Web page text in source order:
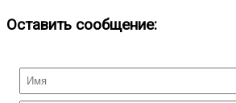
Оставить сообщение: